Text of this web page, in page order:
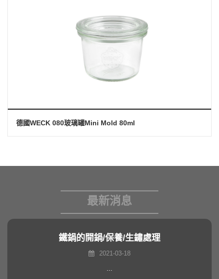
德國WECK 080玻璃罐Mini Mold 80ml
最新消息
鐵鍋的開鍋/保養/生鏽處理
2021-03-18